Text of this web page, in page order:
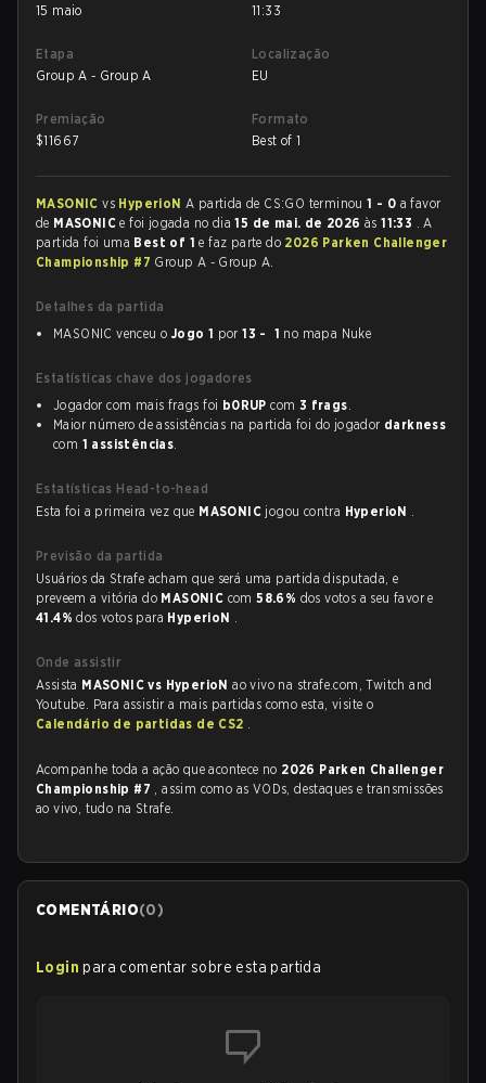
15 maio
11:33
Etapa
Group A - Group A
Localização
EU
Premiação
$11667
Formato
Best of 1
MASONICvs HyperioNA partida de CS:GO terminou1 - 0 a favor
de MASONICe foi jogada no dia15 de mai. de 2026às11:33 . A
partida foi uma Best of 1e faz parte do 2026 Parken Challenger
Championship #7 Group A - Group A.
Detalhes da partida
MASONIC venceu o Jogo 1 por13 - 1 no mapa Nuke
Estatísticas chave dos jogadores
Jogador com mais frags foi b0RUP com 3 frags.
Maior número de assistências na partida foi do jogador darkness
com 1 assistências.
Estatísticas Head-to-head
Esta foi a primeira vez que MASONIC jogou contra HyperioN .
Previsão da partida
Usuários da Strafe acham que será uma partida disputada, e
preveem a vitória do MASONIC com58.6% dos votos a seu favor e
41.4%dos votos para HyperioN .
Onde assistir
Assista MASONIC vs HyperioNao vivo na strafe.com, Twitch and
Youtube. Para assistir a mais partidas como esta, visite o
Calendário de partidas de CS2 .
Acompanhe toda a ação que acontece no 2026 Parken Challenger
Championship #7 , assim como as VODs, destaques e transmissões
ao vivo, tudo na Strafe.
COMENTÁRIO(0)
Login para comentar sobre esta partida